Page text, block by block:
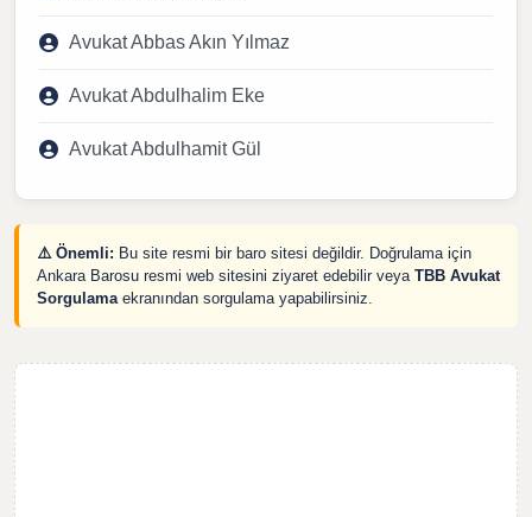
Avukat Abbas Akın Yılmaz
Avukat Abdulhalim Eke
Avukat Abdulhamit Gül
⚠️ Önemli: Bu site resmi bir baro sitesi değildir. Doğrulama için
Ankara Barosu resmi web sitesini ziyaret edebilir veya TBB Avukat
Sorgulamaekranından sorgulama yapabilirsiniz.